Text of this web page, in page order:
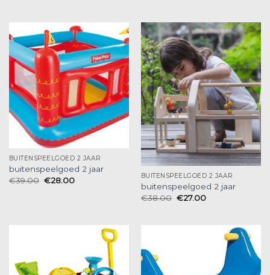
BUITENSPEELGOED 2 JAAR
buitenspeelgoed 2 jaar
€39.00 €28.00 BUITENSPEELGOED 2 JAAR
buitenspeelgoed 2 jaar
€38.00 €27.00